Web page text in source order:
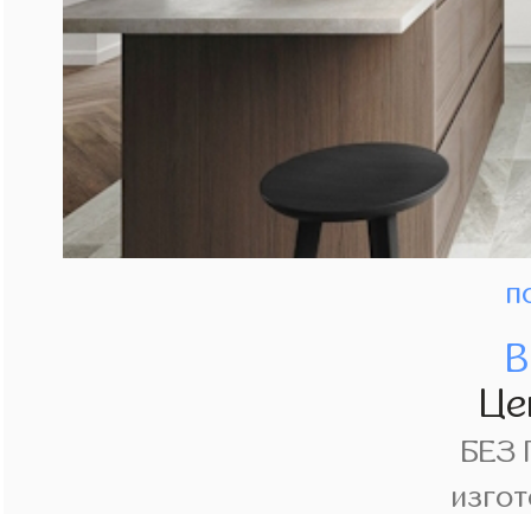
БЕЗ